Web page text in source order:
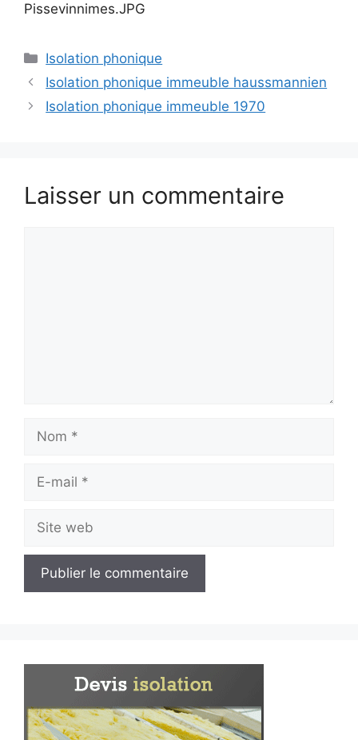
Pissevinnimes.JPG
Catégories
Isolation phonique
Isolation phonique immeuble haussmannien
Isolation phonique immeuble 1970
Laisser un commentaire
Nom
Site
web